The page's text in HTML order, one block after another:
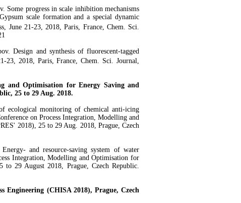
Some progress in scale inhibition mechanisms
scale formation and a special dynamic
June 21-23, 2018, Paris, France, Chem. Sci.
Design and synthesis of fluorescent-tagged
23, 2018, Paris, France, Chem. Sci. Journal,
and Optimisation for Energy Saving and
, 25 to 29 Aug. 2018.
ecological monitoring of chemical anti-icing
on Process Integration, Modelling and
2018), 25 to 29 Aug. 2018, Prague, Czech
and resource-saving system of water
Integration, Modelling and Optimisation for
29 August 2018, Prague, Czech Republic.
Engineering (CHISA 2018), Prague, Czech